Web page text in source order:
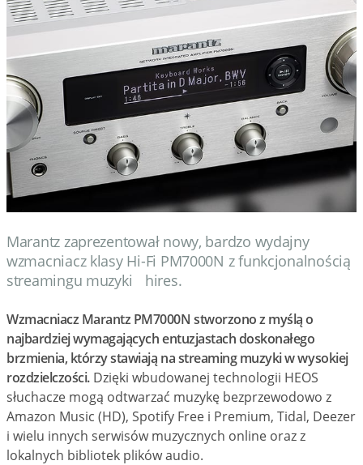
Marantz zaprezentował nowy, bardzo wydajny
wzmacniacz klasy Hi-Fi PM7000N z funkcjonalnością
streamingu muzyki hires.
Wzmacniacz Marantz PM7000N stworzono z myślą o
najbardziej wymagających entuzjastach doskonałego
brzmienia, którzy stawiają na streaming muzyki w wysokiej
rozdzielczości.Dzięki wbudowanej technologii HEOS
słuchacze mogą odtwarzać muzykę bezprzewodowo z
Amazon Music (HD), Spotify Free i Premium, Tidal, Deezer
i wielu innych serwisów muzycznych online oraz z
lokalnych bibliotek plików audio.